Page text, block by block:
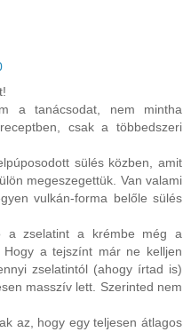
a tanácsodat, nem mintha
csak a többedszeri
sülés közben, amit
megeszegettük. Van valami
vulkán-forma belőle sülés
a zselatint a krémbe még a
a tejszínt már ne kelljen
zselatintól (ahogy írtad is)
masszív lett. Szerinted nem
az, hogy egy teljesen átlagos